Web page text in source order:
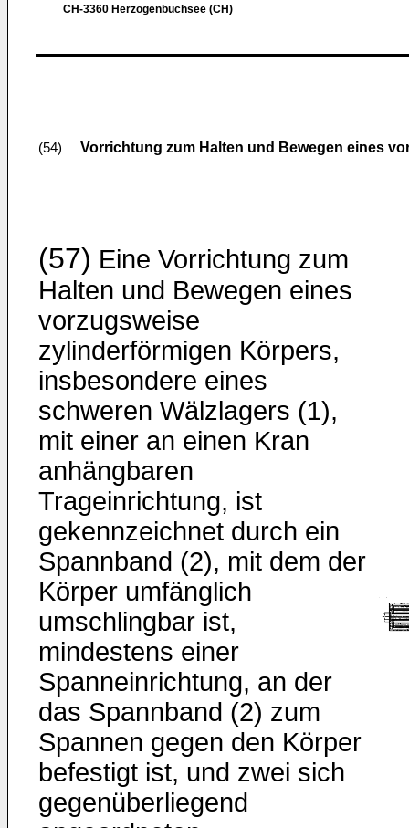
CH-3360 Herzogenbuchsee (CH)
(54) Vorrichtung zum Halten und Bewegen eines
(57) Eine Vorrichtung zum
Halten und Bewegen eines
vorzugsweise
zylinderförmigen Körpers,
insbesondere eines
schweren Wälzlagers (1),
mit einer an einen Kran
anhängbaren
Trageinrichtung, ist
gekennzeichnet durch ein
Spannband (2), mit dem der
Körper umfänglich
umschlingbar ist,
mindestens einer
Spanneinrichtung, an der
das Spannband (2) zum
Spannen gegen den Körper
befestigt ist, und zwei sich
gegenüberliegend